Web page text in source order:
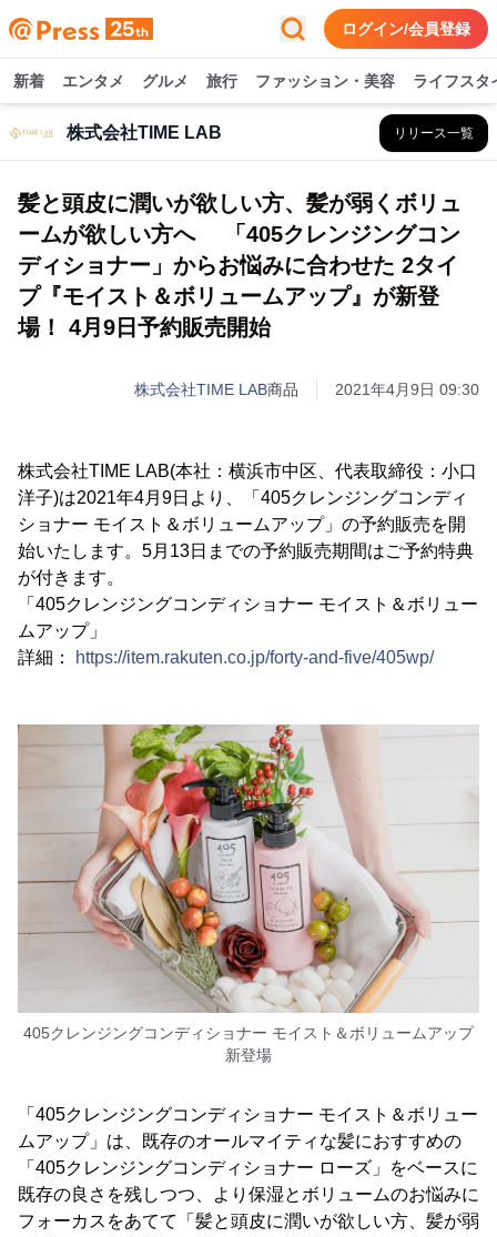
ログイン/会員登録
新着 エンタメ グルメ 旅行 ファッション・美容 ライフスタ
株式会社TIME LAB リリース一覧
髪と頭皮に潤いが欲しい方、髪が弱くボリュ
ームが欲しい方へ 「405クレンジングコン
ディショナー」からお悩みに合わせた 2タイ
プ『モイスト＆ボリュームアップ』が新登
場！ 4月9日予約販売開始
株式会社TIME LAB商品 2021年4月9日 09:30
株式会社TIME LAB(本社：横浜市中区、代表取締役：小口
洋子)は2021年4月9日より、「405クレンジングコンディ
ショナー モイスト＆ボリュームアップ」の予約販売を開
始いたします。5月13日までの予約販売期間はご予約特典
が付きます。
「405クレンジングコンディショナー モイスト＆ボリュー
ムアップ」
詳細：
https://item.rakuten.co.jp/forty-and-five/405wp/
405クレンジングコンディショナー モイスト＆ボリュームアップ
新登場
「405クレンジングコンディショナー モイスト＆ボリュー
ムアップ」は、既存のオールマイティな髪におすすめの
「405クレンジングコンディショナー ローズ」をベースに
既存の良さを残しつつ、より保湿とボリュームのお悩みに
フォーカスをあてて「髪と頭皮に潤いが欲しい方、髪が弱